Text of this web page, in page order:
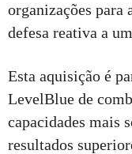
organizações para
defesa reativa a
Esta aquisição é
LevelBlue de
capacidades mais
resultados